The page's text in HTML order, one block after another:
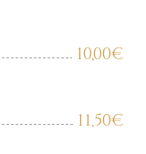
10,00€
11,50€